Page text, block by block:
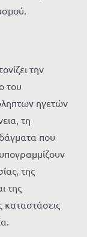
την
του
ηγετών
τη
που
της
της
καταστάσεις